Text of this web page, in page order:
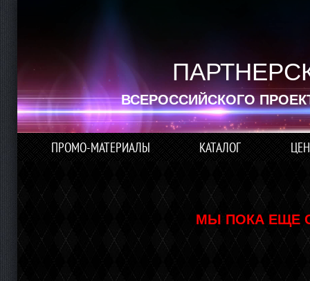
ВСЕРОССИЙСКОГО
ПРОМО-МАТЕРИАЛЫ КАТАЛОГ
МЫ ПОКА ЕЩЕ